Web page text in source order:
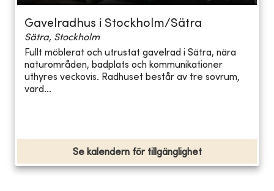
Gavelradhus i Stockholm/Sätra
Sätra, Stockholm
Fullt möblerat och utrustat gavelrad i Sätra, nära
naturområden, badplats och kommunikationer
uthyres veckovis. Radhuset består av tre sovrum,
vard...
Se kalendern för tillgänglighet